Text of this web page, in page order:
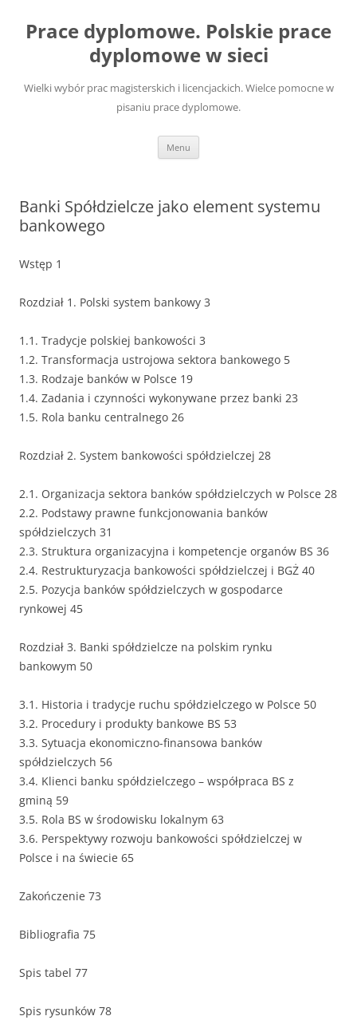
treści
Prace dyplomowe. Polskie prace
dyplomowe w sieci
Wielki wybór prac magisterskich i licencjackich. Wielce pomocne w
pisaniu prace dyplomowe.
Menu
Banki Spółdzielcze jako element systemu
bankowego
Wstęp 1
Rozdział 1. Polski system bankowy 3
1.1. Tradycje polskiej bankowości 3
1.2. Transformacja ustrojowa sektora bankowego 5
1.3. Rodzaje banków w Polsce 19
1.4. Zadania i czynności wykonywane przez banki 23
1.5. Rola banku centralnego 26
Rozdział 2. System bankowości spółdzielczej 28
2.1. Organizacja sektora banków spółdzielczych w Polsce 28
2.2. Podstawy prawne funkcjonowania banków
spółdzielczych 31
2.3. Struktura organizacyjna i kompetencje organów BS 36
2.4. Restrukturyzacja bankowości spółdzielczej i BGŻ 40
2.5. Pozycja banków spółdzielczych w gospodarce
rynkowej 45
Rozdział 3. Banki spółdzielcze na polskim rynku
bankowym 50
3.1. Historia i tradycje ruchu spółdzielczego w Polsce 50
3.2. Procedury i produkty bankowe BS 53
3.3. Sytuacja ekonomiczno-finansowa banków
spółdzielczych 56
3.4. Klienci banku spółdzielczego – współpraca BS z
gminą 59
3.5. Rola BS w środowisku lokalnym 63
3.6. Perspektywy rozwoju bankowości spółdzielczej w
Polsce i na świecie 65
Zakończenie 73
Bibliografia 75
Spis tabel 77
Spis rysunków 78